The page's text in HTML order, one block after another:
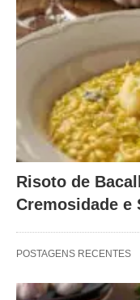
Risoto de
Cremosidade e
POSTAGENS RECENTES